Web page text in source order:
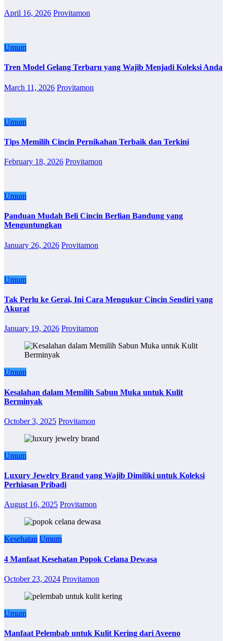
April 16, 2026 Provitamon
Umum
Tren Model Gelang Terbaru yang Wajib Menjadi Koleksi Anda
March 11, 2026 Provitamon
Umum
Tips Memilih Cincin Pernikahan Terbaik dan Terkini
February 18, 2026 Provitamon
Umum
Panduan Mudah Beli Cincin Berlian Bandung yang
Menguntungkan
January 26, 2026 Provitamon
Umum
Tak Perlu ke Gerai, Ini Cara Mengukur Cincin Sendiri yang
Akurat
January 19, 2026 Provitamon
Umum
Kesalahan dalam Memilih Sabun Muka untuk Kulit
Berminyak
October 3, 2025 Provitamon
Umum
Luxury Jewelry Brand yang Wajib Dimiliki untuk Koleksi
Perhiasan Pribadi
August 16, 2025 Provitamon
Kesehatan Umum
4 Manfaat Kesehatan Popok Celana Dewasa
October 23, 2024 Provitamon
Umum
Manfaat Pelembab untuk Kulit Kering dari Aveeno